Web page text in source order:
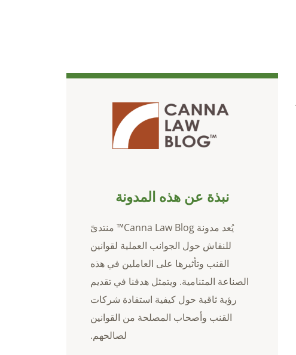
نبذة عن هذه المدونة
يُعد مدونة Canna Law Blog™ منتدىً
للنقاش حول الجوانب العملية لقوانين
القنب وتأثيرها على العاملين في هذه
الصناعة المتنامية. ويتمثل هدفنا في تقديم
رؤية ثاقبة حول كيفية استفادة شركات
القنب وأصحاب المصلحة من القوانين
لصالحهم.